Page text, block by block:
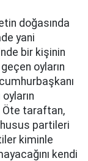
doğasında
yani
bir kişinin
oyların
Öte taraftan,
husus partileri
kiminle
kendi